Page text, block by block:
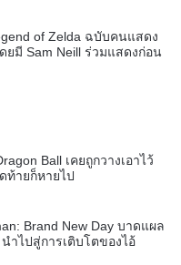
of Zelda ฉบับคนแสดง
ยมี Sam Neill ร่วมแสดงก่อน
Ball เคยถูกวางเอาไว้
ท้ายก็หายไป
Brand New Day บาดแผล
ำไปสู่การเติบโตของไอ้